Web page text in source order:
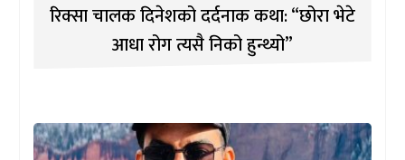
रिक्सा चालक दिनेशको दर्दनाक कथा: “छोरा भेटे
आधा रोग त्यसै निको हुन्थ्यो”